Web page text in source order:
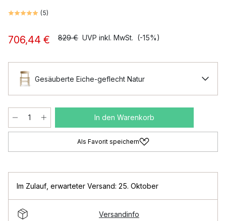
(5)
706,44 € 829 € UVP inkl. MwSt. (-15%)
Gesäuberte Eiche-geflecht Natur
In den Warenkorb
Als Favorit speichern
Im Zulauf erwarteter Versand: 25. Oktober
Versandinfo